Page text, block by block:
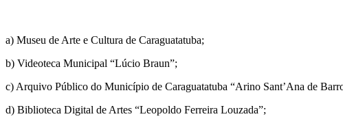
a) Museu de Arte e Cultura de Caraguatatuba;
b) Videoteca Municipal “Lúcio Braun”;
c) Arquivo Público do Município de Caraguatatuba “Arino Sant’Ana de
d) Biblioteca Digital de Artes “Leopoldo Ferreira Louzada”;